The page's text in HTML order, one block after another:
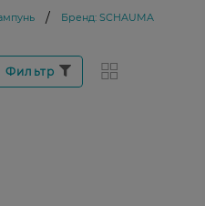
/ Бренд: SCHAUMA
Фильтр